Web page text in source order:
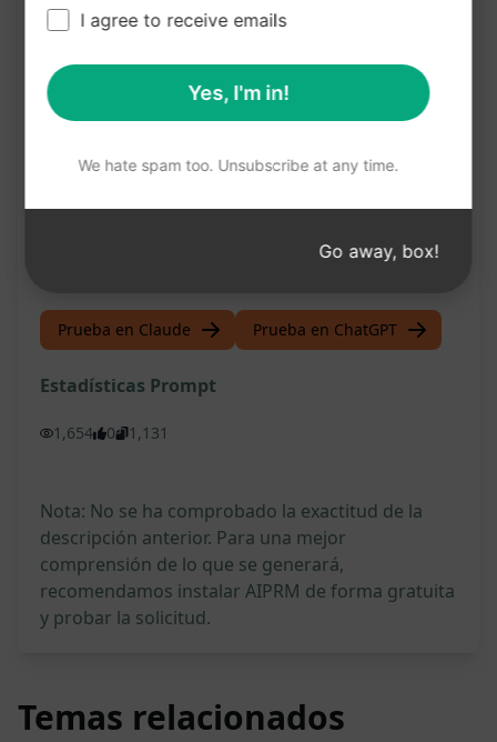
Beneficios:
Aumenta el compromiso de los seguidores
Mejora las conversiones de ventas
Prueba en Claude Prueba en ChatGPT
Estadísticas Prompt
1,654 0 1,131
Nota: No se ha comprobado la exactitud de la
descripción anterior. Para una mejor
comprensión de lo que se generará,
recomendamos instalar AIPRM de forma gratuita
y probar la solicitud.
Temas relacionados
I agree to receive emails
Yes, I'm in!
We hate spam too. Unsubscribe at any time.
Go away, box!